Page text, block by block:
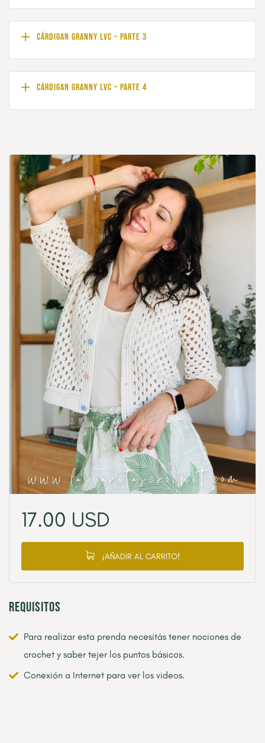
Cárdigan Granny LVC – Parte 3
Cárdigan Granny LVC – Parte 4
17.00 USD
¡AÑADIR AL CARRITO!
Requisitos
Para realizar esta prenda necesitás tener nociones de
crochet y saber tejer los puntos básicos.
Conexión a Internet para ver los videos.